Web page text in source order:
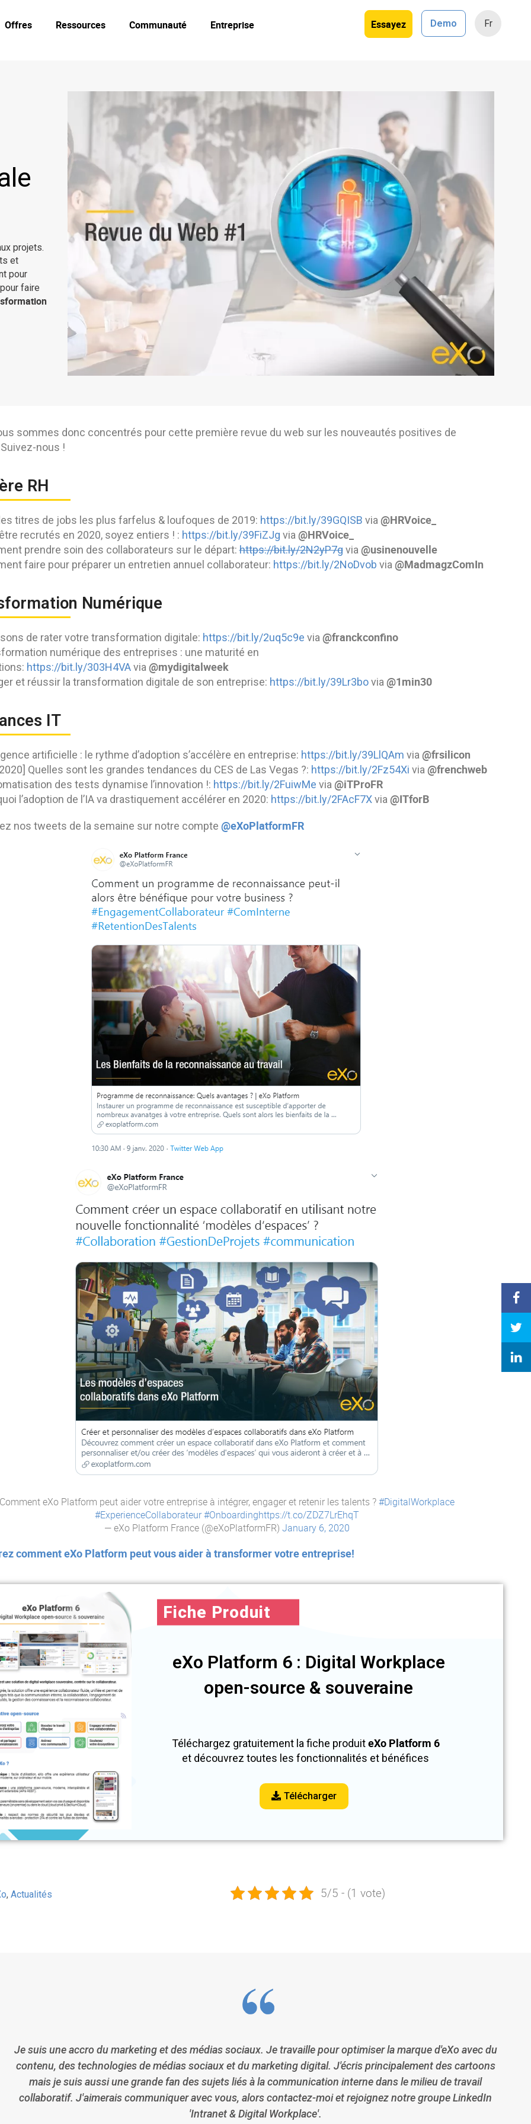
Essayez Demo Fr
Offres Ressources Communauté Entreprise
projets.
et
pour
faire
sommes donc concentrés pour cette première revue du web sur les nouveautés positives de
Suivez-nous !
RH
titres de jobs les plus farfelus & loufoques de 2019: https://bit.ly/39GQISB via @HRVoice_
recrutés en 2020, soyez entiers ! : https://bit.ly/39FiZJg via @HRVoice_
prendre soin des collaborateurs sur le départ:https://bit.ly/2N2yP7gvia @usinenouvelle
faire pour préparer un entretien annuel collaborateur: https://bit.ly/2NoDvob via @MadmagzComIn
Numérique
de rater votre transformation digitale: https://bit.ly/2uq5c9e via @franckconfino
numérique des entreprises : une maturité en
https://bit.ly/303H4VAvia @mydigitalweek
et réussir la transformation digitale de son entreprise: https://bit.ly/39Lr3bovia @1min30
IT
artificielle : le rythme d’adoption s’accélère en entreprise: https://bit.ly/39LlQAm via @frsilicon
2020] Quelles sont les grandes tendances du CES de Las Vegas ?: https://bit.ly/2Fz54Xi via @frenchweb
des tests dynamise l’innovation !: https://bit.ly/2FuiwMe via @iTProFR
l’adoption de l’IA va drastiquement accélérer en 2020: https://bit.ly/2FAcF7Xvia @ITforB
nos tweets de la semaine sur notre compte @eXoPlatformFR
Comment eXo Platform peut aider votre entreprise à intégrer, engager et retenir les talents ?#DigitalWorkplace
#ExperienceCollaborateur#Onboardinghttps://t.co/ZDZ7LrEhqT
— eXo Platform France (@eXoPlatformFR) January 6, 2020
comment eXo Platform peut vous aider à transformer votre entreprise!
Fiche Produit
eXo Platform 6 : Digital Workplace
open-source & souveraine
Téléchargez gratuitement la fiche produiteXo Platform 6
et découvrez toutes les fonctionnalités et bénéfices
Télécharger
, Actualités 5/5 - (1 vote)
Je suis une accro du marketing et des médias sociaux. Je travaille pour optimiser la marque d'eXo avec du
contenu, des technologies de médias sociaux et du marketing digital. J'écris principalement des cartoons
mais je suis aussi une grande fan des sujets liés à la communication interne dans le milieu de travail
collaboratif. J'aimerais communiquer avec vous, alors contactez-moi et rejoignez notre groupe LinkedIn
'Intranet & Digital Workplace'.